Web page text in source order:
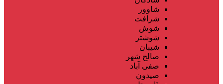
شاوور
شرافت
شوش
شوشتر
شیبان
صالح شهر
صفی آباد
صیدون